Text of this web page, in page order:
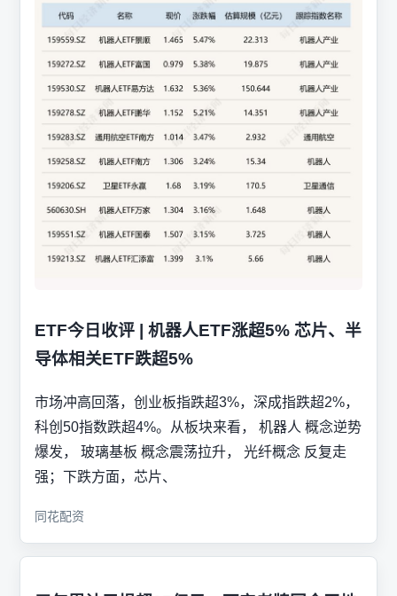
ETF今日收评 | 机器人ETF涨超5% 芯片、半
导体相关ETF跌超5%
市场冲高回落，创业板指跌超3%，深成指跌超2%，
科创50指数跌超4%。从板块来看， 机器人 概念逆势
爆发， 玻璃基板 概念震荡拉升， 光纤概念 反复走
强；下跌方面，芯片、
同花配资